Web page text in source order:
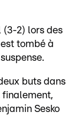
(3-2) lors des
tombé à
buts dans
finalement,
Sesko